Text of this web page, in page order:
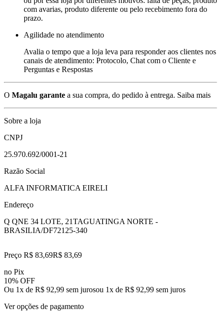
com avarias, produto diferente ou pelo recebimento fora do
prazo.
Agilidade no atendimento
Avalia o tempo que a loja leva para responder aos clientes nos
canais de atendimento: Protocolo, Chat com o Cliente e
Perguntas e Respostas
O Magalu garante a sua compra, do pedido à entrega. Saiba mais
Sobre a loja
CNPJ
25.970.692/0001-21
Razão Social
ALFA INFORMATICA EIRELI
Endereço
Q QNE 34 LOTE, 21TAGUATINGA NORTE -
BRASILIA/DF72125-340
Preço R$ 83,69R$ 83,69
no Pix
10% OFF
Ou 1x de R$ 92,99 sem jurosou 1x de R$ 92,99 sem juros
Ver opções de pagamento